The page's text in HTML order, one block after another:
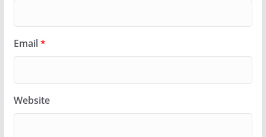
Email*
Website